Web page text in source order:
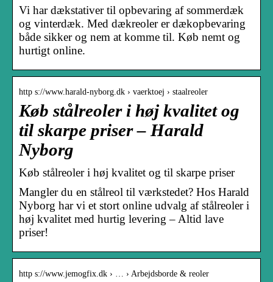
Vi har dækstativer til opbevaring af sommerdæk
og vinterdæk. Med dækreoler er dækopbevaring
både sikker og nem at komme til. Køb nemt og
hurtigt online.
http s://www.harald-nyborg.dk › vaerktoej › staalreoler
Køb stålreoler i høj kvalitet og
til skarpe priser – Harald
Nyborg
Køb stålreoler i høj kvalitet og til skarpe priser
Mangler du en stålreol til værkstedet? Hos Harald
Nyborg har vi et stort online udvalg af stålreoler i
høj kvalitet med hurtig levering – Altid lave
priser!
http s://www.jemogfix.dk › … › Arbejdsborde & reoler